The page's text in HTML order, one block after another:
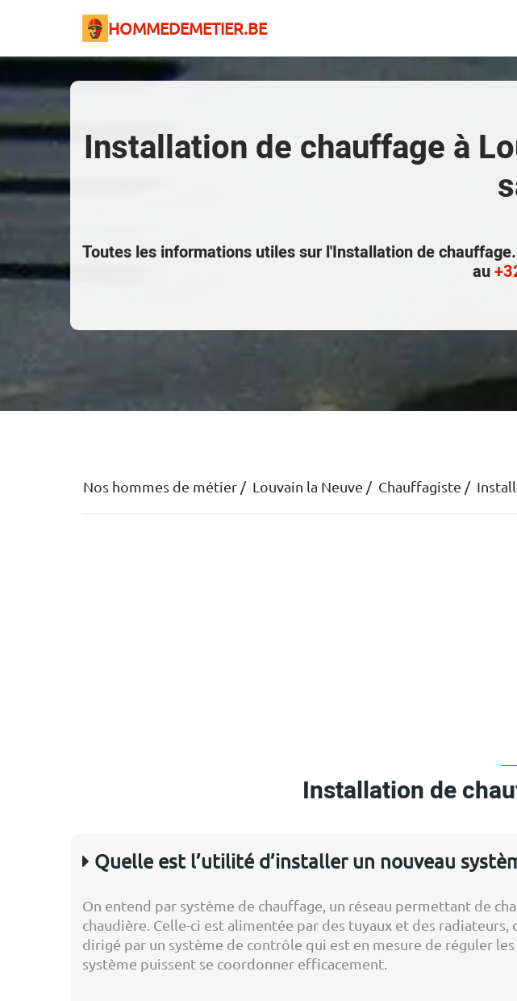
HOMMEDEMETIER.BE
Installation de chauffage à
Toutes les informations utiles sur l'Installation de
au
Nos hommes de métier Louvain la Neuve Chauffagiste
Installation de
Quelle est l’utilité d’installer un nouveau
On entend par système de chauffage, un réseau permettant de
chaudière. Celle-ci est alimentée par des tuyaux et des
dirigé par un système de contrôle qui est en mesure de réguler
système puissent se coordonner efficacement.